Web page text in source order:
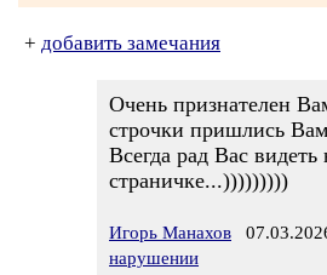
+ добавить замечания
Очень признателен
строчки пришлись
Всегда рад Вас видеть
страничке...)))))))))
Игорь Манахов
нарушении